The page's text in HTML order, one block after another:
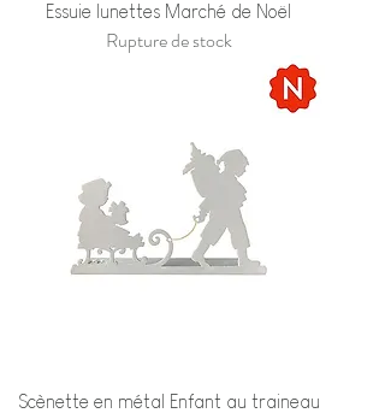
Essuie lunettes Marché de Noël
Rupture de stock
Scènette en métal Enfant au traineau